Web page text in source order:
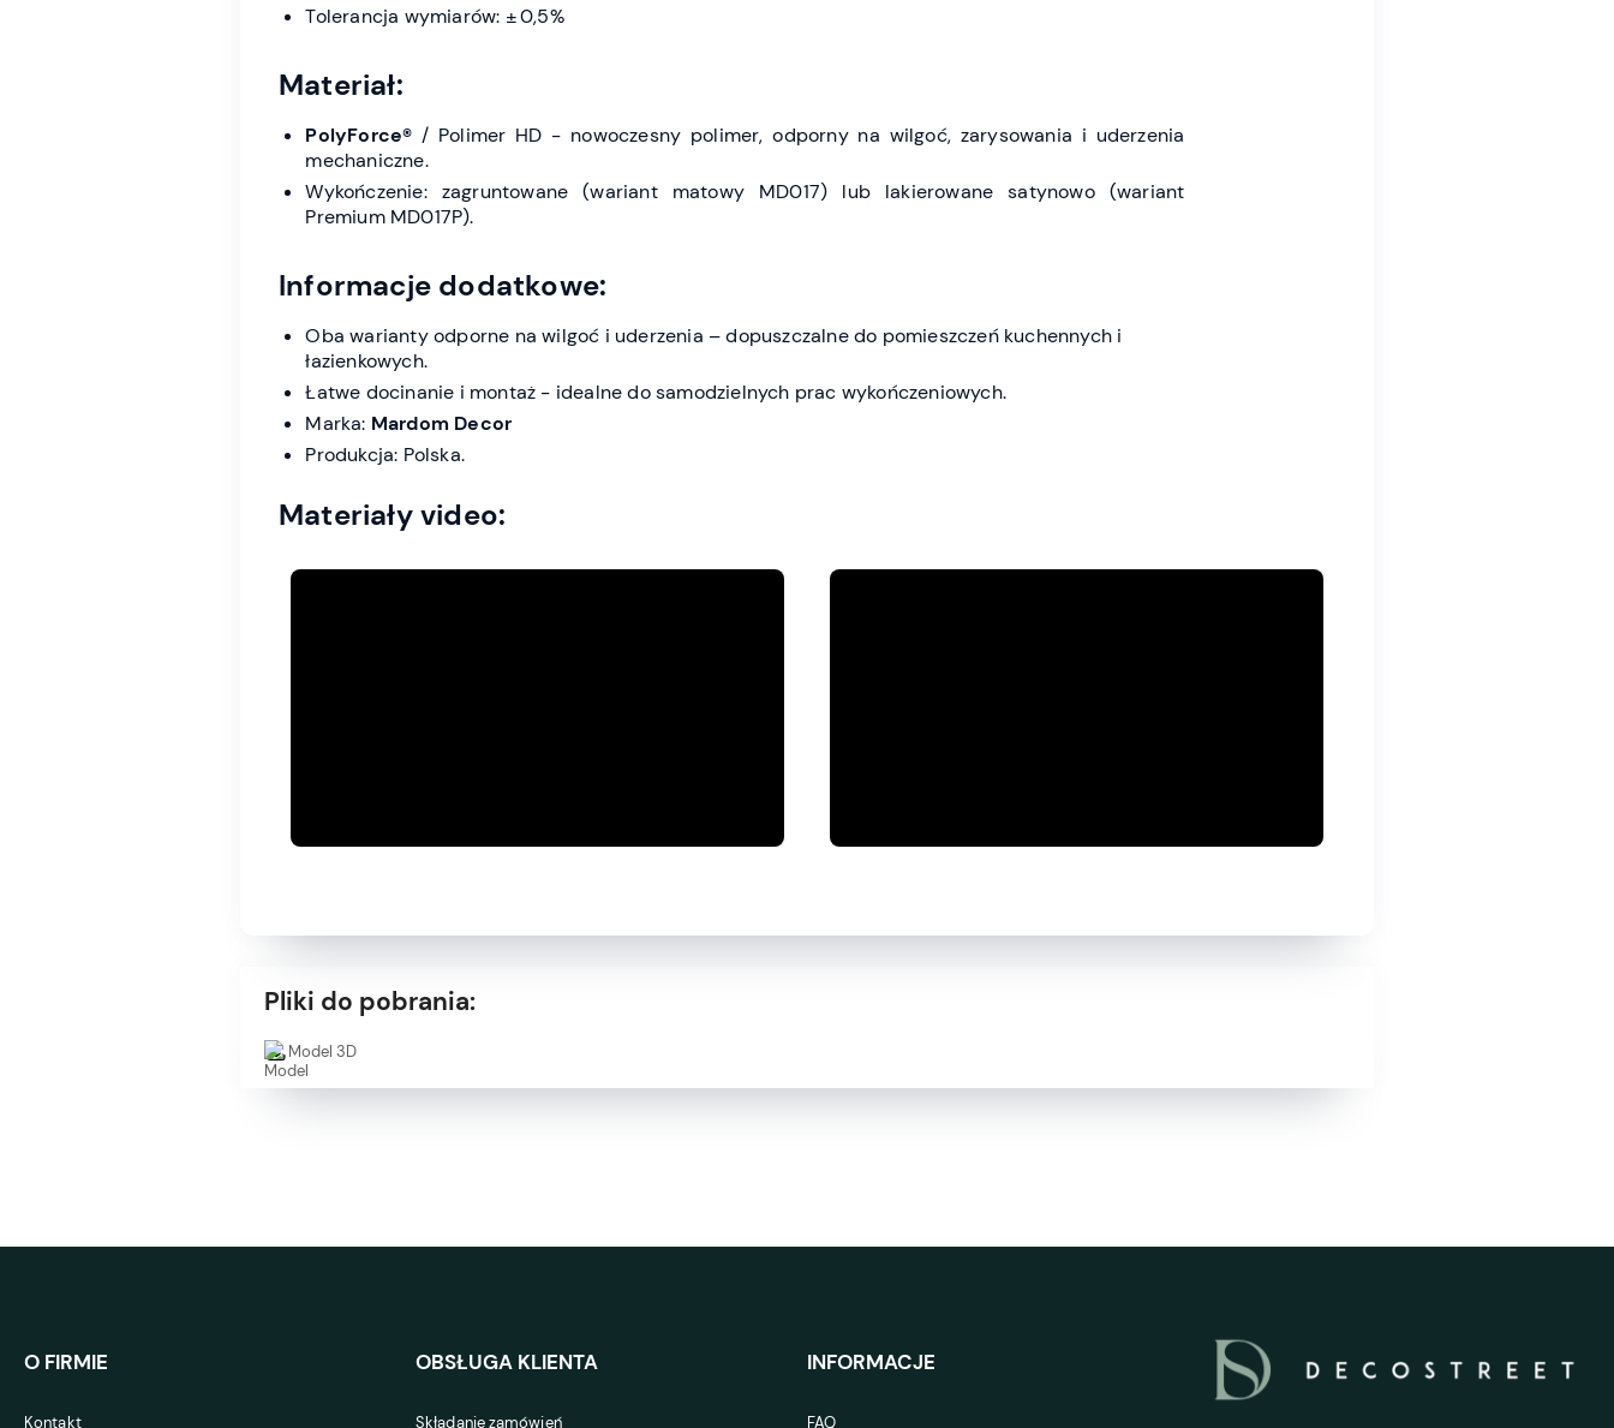
Tolerancja wymiarów: ± 0,5%
Materiał:
PolyForce® / Polimer HD - nowoczesny polimer, odporny na wilgoć, zarysowania i uderzenia
mechaniczne.
Wykończenie: zagruntowane (wariant matowy MD017) lub lakierowane satynowo (wariant
Premium MD017P).
Informacje dodatkowe:
Oba warianty odporne na wilgoć i uderzenia – dopuszczalne do pomieszczeń kuchennych i
łazienkowych.
Łatwe docinanie i montaż - idealne do samodzielnych prac wykończeniowych.
Marka: Mardom Decor
Produkcja: Polska.
Materiały video:
Pliki do pobrania:
Model 3D
O FIRMIE
Kontakt
OBSŁUGA KLIENTA
Składanie zamówień
INFORMACJE
FAQ